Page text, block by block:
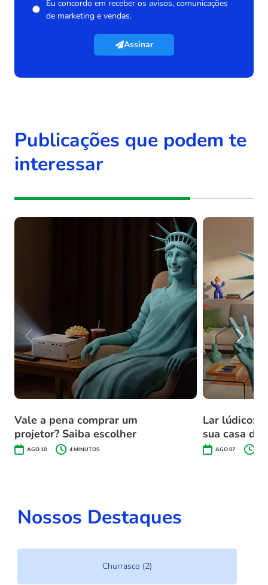
Eu concordo em receber os avisos, comunicações
de marketing e vendas.
Assinar
Publicações que podem te
interessar
Vale a pena comprar um
projetor? Saiba escolher
AGO 10 4MINUTOS
Lar lúdico:
sua casa do
AGO 07
Nossos Destaques
Decoração (40)